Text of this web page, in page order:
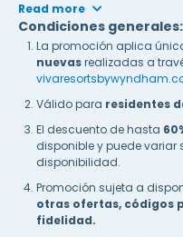
Read more
Condiciones generales:
La promoción aplica
nuevasrealizadas a
Válido para residentes
El descuento de hasta
disponible y puede
disponibilidad.
Promoción sujeta a
otras ofertas, códigos
fidelidad.